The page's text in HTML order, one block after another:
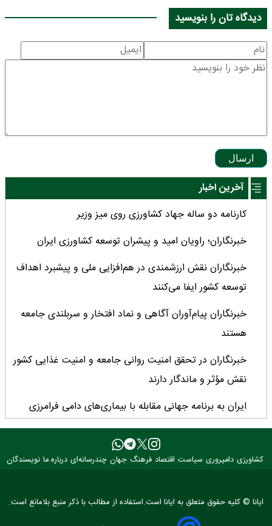
دیدگاه تان را بنویسید
ارسال
آخرین اخبار
کارنامه دو ساله جهاد کشاورزی روی میز وزیر
خبرنگاران؛ راویان امید و پیشران توسعه کشاورزی ایران
خبرنگاران نقش ارزشمندی در هم‌افزایی ملی و پیشبرد اهداف
توسعه کشور ایفا می‌کنند
خبرنگاران پیام‌آوران آگاهى و نماد افتخار و سربلندى جامعه
هستند
خبرنگاران در تحقق امنیت روانی جامعه و امنیت غذایی کشور
نقش مؤثر و ماندگار دارند
ایران به برنامه جهانی مقابله با بیماری‌های دامی فرامرزی
پیوست
خبرنگار میان واقعیت و افکار عمومی پل می‌زند/ نقد منصفانه
تولید قزل‌آلا در کشور از ۲۷۳ هزار تن عبور کرد
کشاورزی دامپروری سیاست اقتصاد فرهنگ جهان چندرسانه‌ای درباره ما نویسندگان
ایانا © کلیه حقوق متعلق به ایانا است.استفاده از مطالب با ذکر منبع بلامانع است.